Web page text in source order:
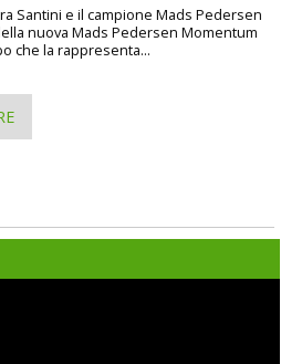
Santini e il campione Mads Pedersen
nuova Mads Pedersen Momentum
che la rappresenta...